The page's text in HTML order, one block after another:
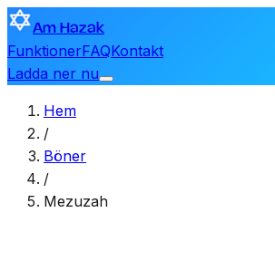
Am Hazak
FunktionerFAQKontakt
Ladda ner nu
Hem
/
Böner
/
Mezuzah